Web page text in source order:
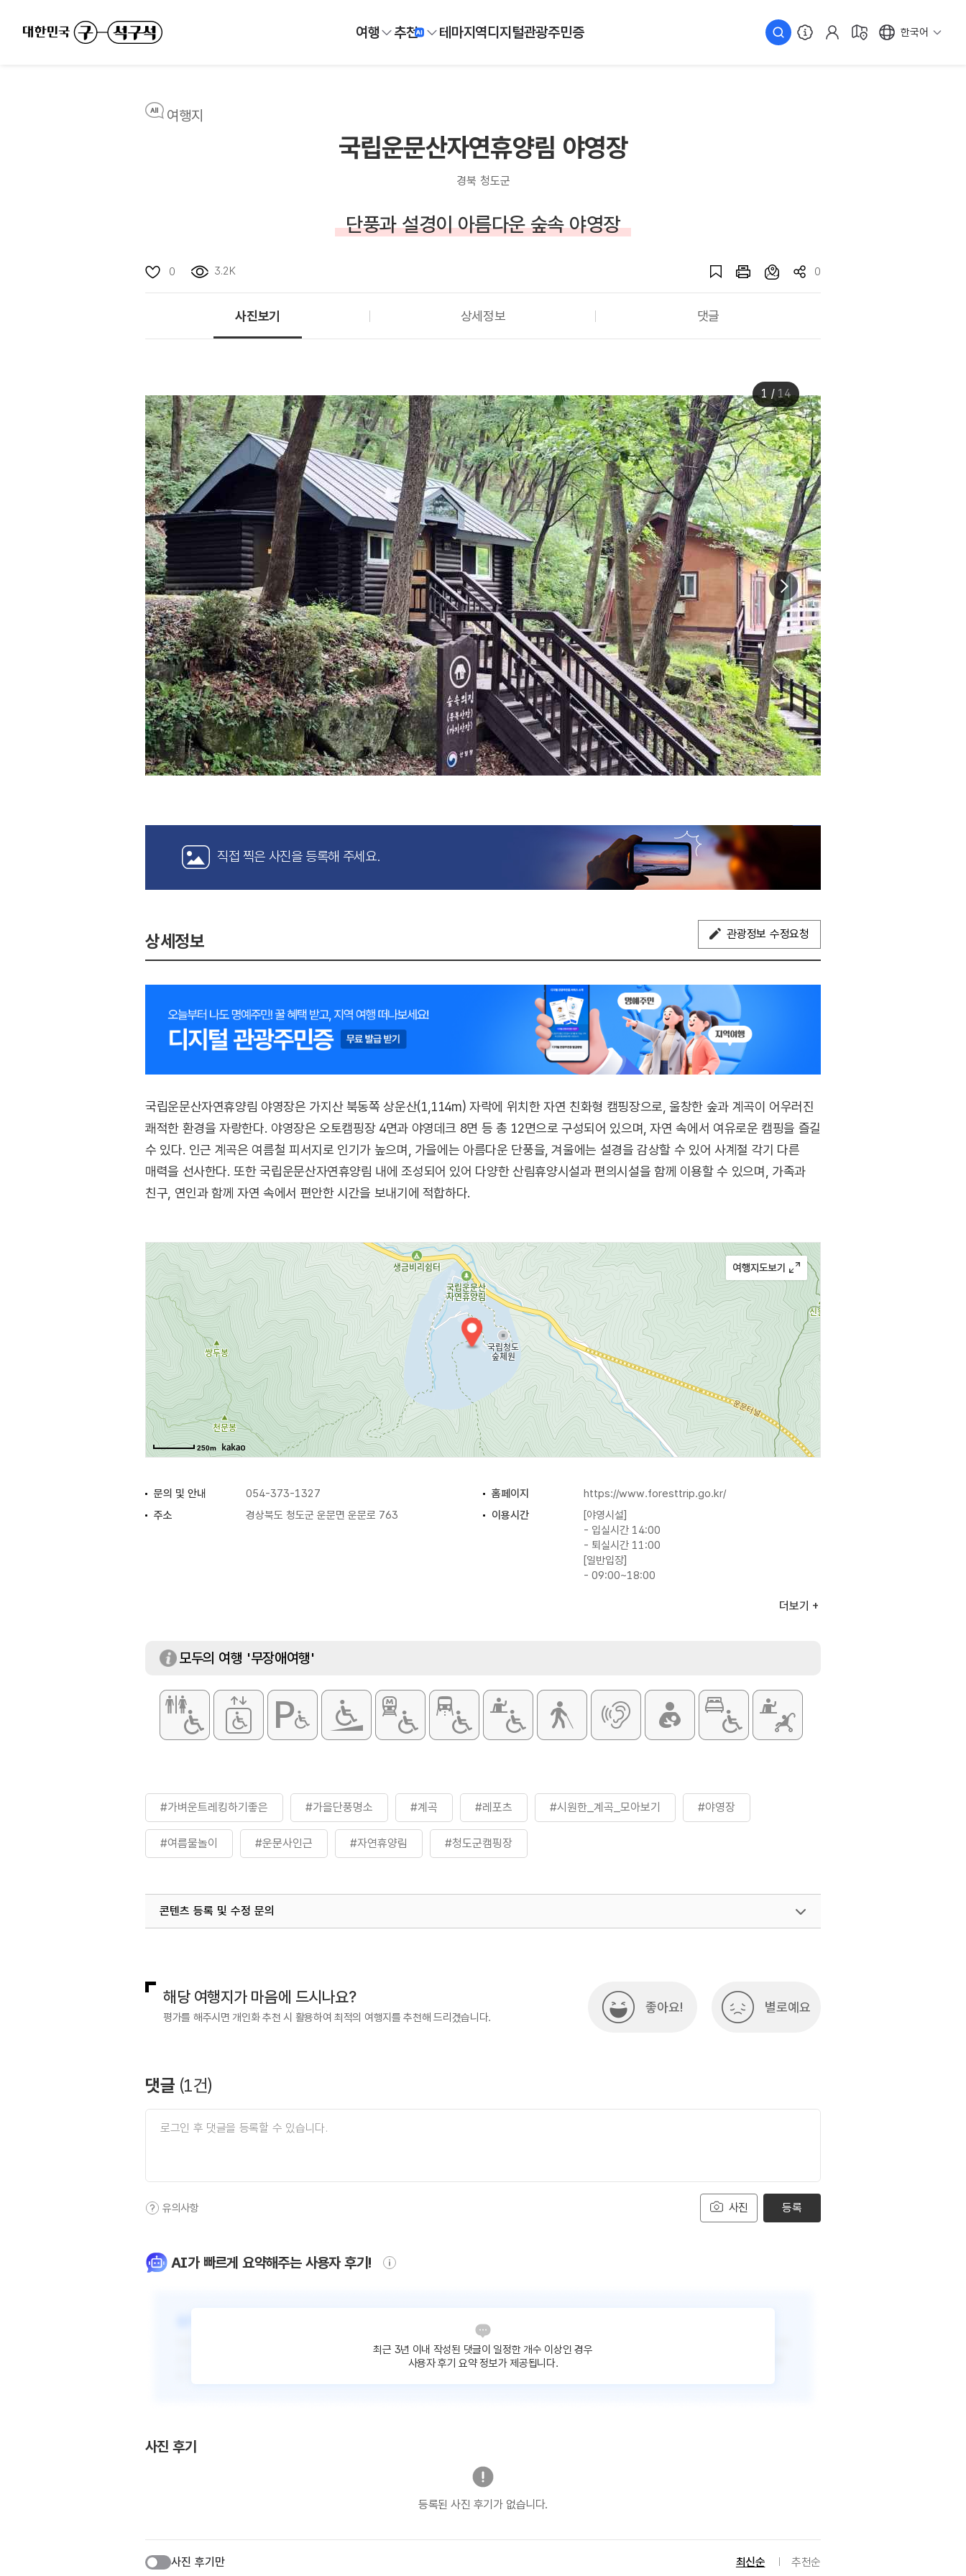
여행 추천 테마지역디지털관광주민증 한국어
여행지
국립운문산자연휴양림 야영장
경북 청도군
단풍과 설경이 아름다운 숲속 야영장
0 3.2K 0
사진보기 상세정보 댓글
1 /14
직접 찍은 사진을 등록해 주세요.
상세정보 관광정보 수정요청
국립운문산자연휴양림 야영장은 가지산 북동쪽 상운산(1,114m) 자락에 위치한 자연 친화형 캠핑장으로, 울창한 숲과 계곡이 어우러진
쾌적한 환경을 자랑한다. 야영장은 오토캠핑장 4면과 야영데크 8면 등 총 12면으로 구성되어 있으며, 자연 속에서 여유로운 캠핑을 즐길
수 있다. 인근 계곡은 여름철 피서지로 인기가 높으며, 가을에는 아름다운 단풍을, 겨울에는 설경을 감상할 수 있어 사계절 각기 다른
매력을 선사한다. 또한 국립운문산자연휴양림 내에 조성되어 있어 다양한 산림휴양시설과 편의시설을 함께 이용할 수 있으며, 가족과
친구, 연인과 함께 자연 속에서 편안한 시간을 보내기에 적합하다.
250m
문의 및 안내 054-373-1327 홈페이지
https://www.foresttrip.go.kr/
주소
경상북도 청도군 운문면 운문로 763 이용시간
[야영시설]
- 입실시간 14:00
- 퇴실시간 11:00
[일반입장]
- 09:00~18:00
- 대형 5,000원
※ 무료
및 숙박시설 이용객
- 성수기·주말 15,500원
[오토캠핑장]
- 비수기·주중 14,000원
- 성수기·주말 15,000원
[캠핑카 야영장]
- 비수기·주중 22,000원~27,000원
입장료
[개인]
- 어른 1,000원
- 청소년 500원
※ 무료
더보기
모두의 여행 '무장애여행'
#가벼운트레킹하기좋은 #가을단풍명소 #계곡 #레포츠 #시원한_계곡_모아보기 #야영장
#여름물놀이 #운문사인근 #자연휴양림 #청도군캠핑장
콘텐츠 등록 및 수정 문의
해당 여행지가 마음에 드시나요?
평가를 해주시면 개인화 추천 시 활용하여 최적의 여행지를 추천해 드리겠습니다.
좋아요! 별로예요
댓글 (1건)
사진
유의사항 등록
AI가 빠르게 요약해주는 사용자 후기!
최근 3년 이내 작성된 댓글이 일정한 개수 이상인 경우
사용자 후기 요약 정보가 제공됩니다.
사진 후기
등록된 사진 후기가 없습니다.
사진 후기만 최신순 추천순